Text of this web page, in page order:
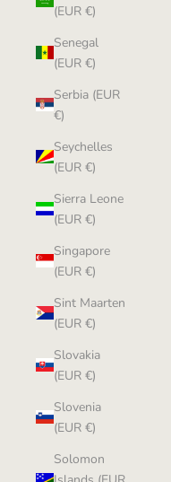
(EUR €)
Senegal
(EUR €)
Serbia (EUR
€)
Seychelles
(EUR €)
Sierra Leone
(EUR €)
Singapore
(EUR €)
Sint Maarten
(EUR €)
Slovakia
(EUR €)
Slovenia
(EUR €)
Solomon